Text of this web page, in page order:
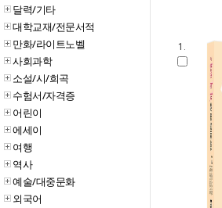
달력/기타
대학교재/전문서적
만화/라이트노벨
사회과학
소설/시/희곡
수험서/자격증
어린이
에세이
여행
역사
예술/대중문화
외국어
1.